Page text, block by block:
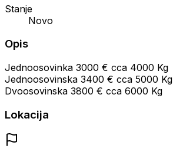
Stanje
Novo
Opis
Jednoosovinka 3000 € cca 4000 Kg
Jednoosovinska 3400 € cca 5000 Kg
Dvoosovinska 3800 € cca 6000 Kg
Lokacija